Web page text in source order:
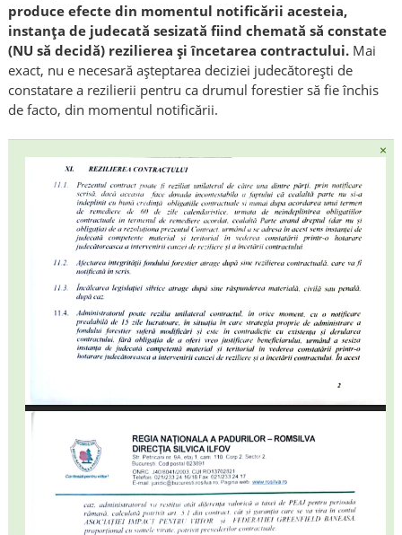
produce efecte din momentul notificării acesteia,
instanța de judecată sesizată fiind chemată să constate
(NU să decidă) rezilierea și încetarea contractului.Mai
exact, nu e necesară așteptarea deciziei judecătorești de
constatare a rezilierii pentru ca drumul forestier să fie închis
de facto, din momentul notificării.
×